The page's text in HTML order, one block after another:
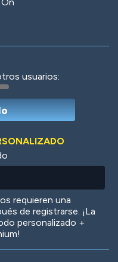
usuarios:
requieren una
de registrarse. ¡La
personalizado +